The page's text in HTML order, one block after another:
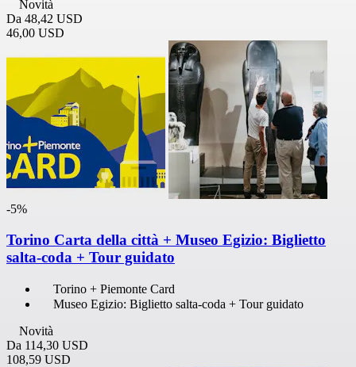
Novità
Da 48,42 USD
46,00 USD
-5%
Torino Carta della città + Museo Egizio: Biglietto
salta-coda + Tour guidato
Torino + Piemonte Card
Museo Egizio: Biglietto salta-coda + Tour guidato
Novità
Da 114,30 USD
108,59 USD